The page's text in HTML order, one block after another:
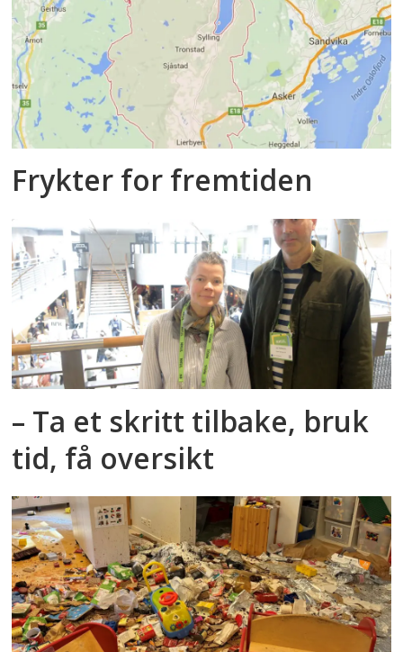
Frykter for fremtiden
– Ta et skritt tilbake, bruk
tid, få oversikt